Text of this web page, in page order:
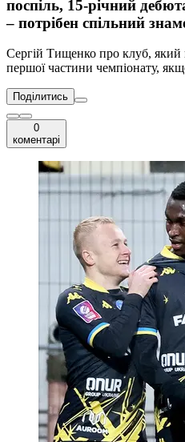
поспіль, 15-річний
– потрібен спільний
Сергій Тищенко про клуб, який
першої частини чемпіонату,
Поділитись
0
коментарі